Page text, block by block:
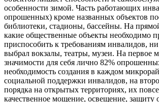
особенности зимой. Часть работающих
опрошенных) кроме названных объектов
библиотеки, стадионы, бассейны. На
какие общественные объекты необходимо
приспособить к требованиям инвалидов,
выбрал вокзалы, театры, музеи. На первое
значимости для себя лично 82%
необходимость создания в каждом
социальной поддержки инвалидов, на
порядка на открытых территориях, их
качественное мощение, освещение, защиту